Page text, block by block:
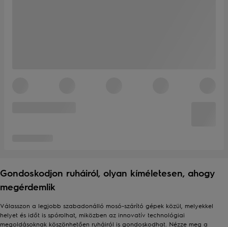
Gondoskodjon ruháiról, olyan kíméletesen, ahogy
megérdemlik
Válasszon a legjobb szabadonálló mosó-szárító gépek közül, melyekkel
helyet és időt is spórolhat, miközben az innovatív technológiai
megoldásoknak köszönhetően ruháiról is gondoskodhat. Nézze meg a